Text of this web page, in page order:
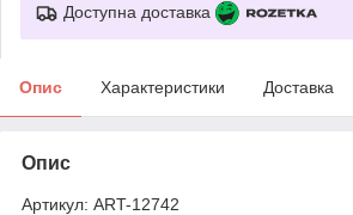
Доступна доставка
Опис Характеристики Доставка
Опис
Артикул: ART-12742